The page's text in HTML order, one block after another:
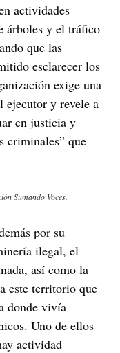
actividades
árboles y el tráfico
que las
esclarecer los
exige una
ejecutor y revele a
en justicia y
criminales” que
Sumando Voces.
por su
ilegal, el
así como la
este territorio que
donde vivía
Uno de ellos
actividad